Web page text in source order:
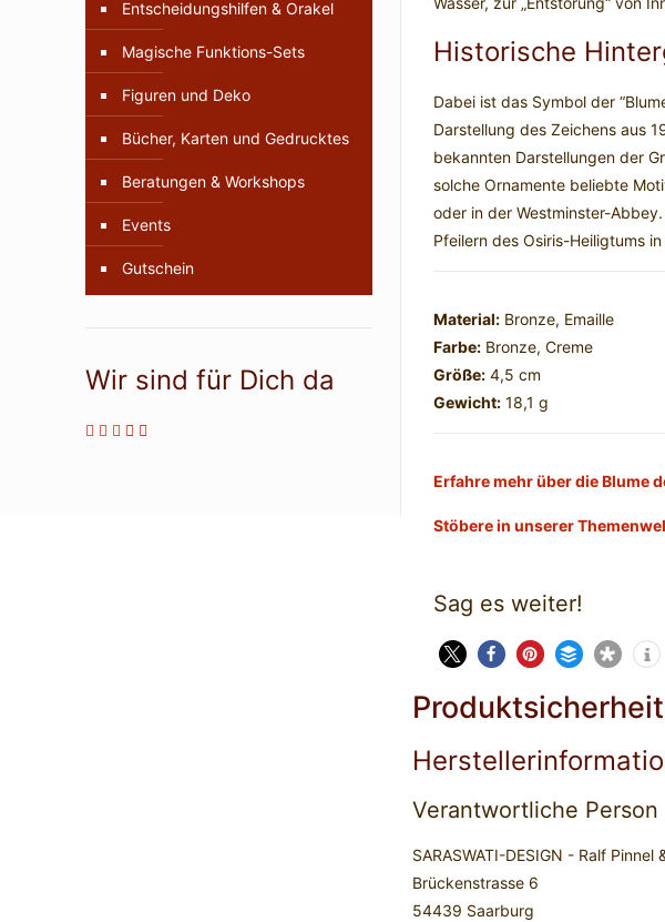
Historische
Dabei ist das Symbol der
Darstellung des Zeichens aus
bekannten Darstellungen der
solche Ornamente beliebte
oder in der Westminster-
Pfeilern des Osiris-Heiligtums
Material:Bronze, Emaille
Farbe:Bronze, Creme
Größe:4,5 cm
Gewicht:18,1 g
Erfahre mehr über die Blume
Stöbere in unserer
Sag es weiter!
Produktsicherheit
Verantwortliche Person
SARASWATI-DESIGN - Ralf Pinnel
Brückenstrasse 6
54439 Saarburg
Entscheidungshilfen & Orakel
Magische Funktions-Sets
Figuren und Deko
Bücher, Karten und Gedrucktes
Beratungen & Workshops
Events
Gutschein
Wir sind für Dich da